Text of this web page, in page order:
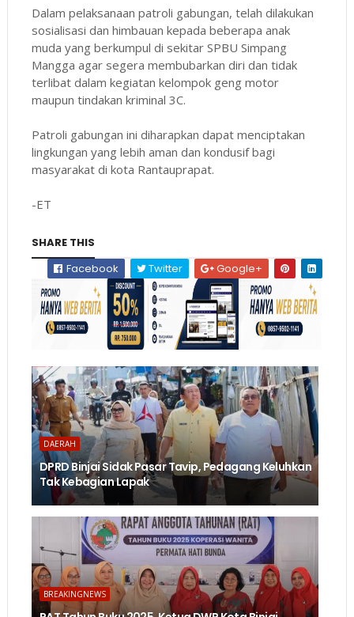
Dalam pelaksanaan patroli gabungan, telah dilakukan
sosialisasi dan himbauan kepada beberapa anak
muda yang berkumpul di sekitar SPBU Simpang
Mangga agar segera membubarkan diri dan tidak
terlibat dalam kegiatan kelompok geng motor
maupun tindakan kriminal 3C.
Patroli gabungan ini diharapkan dapat menciptakan
lingkungan yang lebih aman dan kondusif bagi
masyarakat di kota Rantauprapat.
-ET
SHARE THIS
Facebook
Twitter Google+
DAERAH
DPRD Binjai Sidak Pasar Tavip, Pedagang Keluhkan
Tak Kebagian Lapak
BREAKINGNEWS